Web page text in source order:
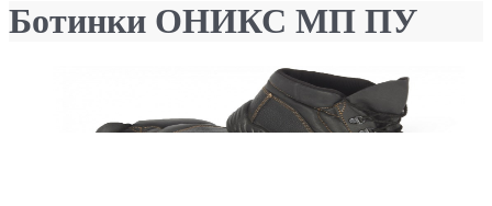
Ботинки ОНИКС МП ПУ